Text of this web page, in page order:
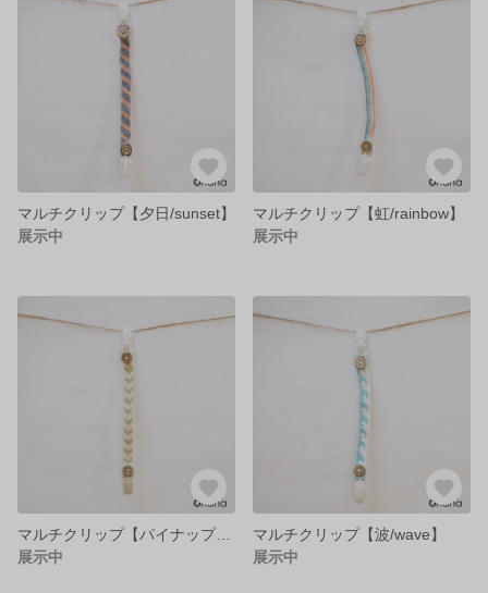
マルチクリップ【夕日/sunset】
展示中
マルチクリップ【虹/rainbow】
展示中
マルチクリップ【パイナップル/pineapple】
展示中
マルチクリップ【波/wave】
展示中